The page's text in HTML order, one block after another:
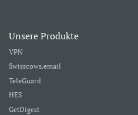
Unsere Produkte
VPN
Swisscows.email
TeleGuard
HES
GetDigest